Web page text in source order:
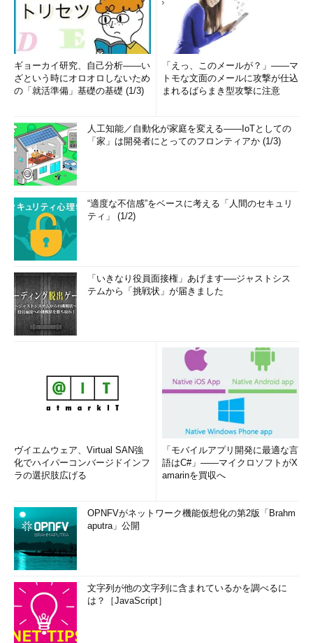
ギョーカイ研究、自己分析――い
ざという時にオロオロしないため
の「就活準備」基礎の基礎 (1/3)
「えっ、このメールが？」――マ
トモな文面のメールに攻撃が仕込
まれるばらまき型攻撃に注意
人工知能／自動化が家庭を変える――IoTとしての
「家」は開発者にとってのフロンティアか (1/3)
“適度な不信感”をベースに考える「人間のセキュリ
ティ」 (1/2)
「いきなり役員面接権」あげます──ジャストシス
テムから「挑戦状」が届きました
ヴイエムウェア、Virtual SAN強
化でハイパーコンバージドインフ
ラの選択肢広げる
「モバイルアプリ開発に最適な言
語はC#」――マイクロソフトがX
amarinを買収へ
OPNFVがネットワーク機能仮想化の第2版「Brahm
aputra」公開
文字列が他の文字列に含まれているかを調べるに
は？［JavaScript］